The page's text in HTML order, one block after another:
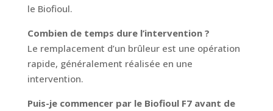
le Biofioul.
Combien de temps dure l’intervention ?
Le remplacement d’un brûleur est une opération
rapide, généralement réalisée en une
intervention.
Puis-je commencer par le Biofioul F7 avant de